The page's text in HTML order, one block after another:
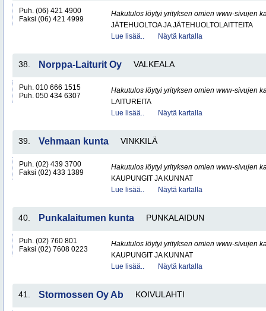
Puh. (06) 421 4900
Faksi (06) 421 4999
Hakutulos löytyi yrityksen omien www-sivujen
JÄTEHUOLTOA JA JÄTEHUOLTOLAITTEITA
Lue lisää..
Näytä kartalla
38. Norppa-Laiturit Oy VALKEALA
Puh. 010 666 1515
Puh. 050 434 6307
Hakutulos löytyi yrityksen omien www-sivujen
LAITUREITA
Lue lisää..
Näytä kartalla
39. Vehmaan kunta VINKKILÄ
Puh. (02) 439 3700
Faksi (02) 433 1389
Hakutulos löytyi yrityksen omien www-sivujen
KAUPUNGIT JA KUNNAT
Lue lisää..
Näytä kartalla
40. Punkalaitumen kunta PUNKALAIDUN
Puh. (02) 760 801
Faksi (02) 7608 0223
Hakutulos löytyi yrityksen omien www-sivujen
KAUPUNGIT JA KUNNAT
Lue lisää..
Näytä kartalla
41. Stormossen Oy Ab KOIVULAHTI